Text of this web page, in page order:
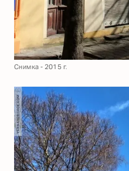
Снимка - 2015 г.